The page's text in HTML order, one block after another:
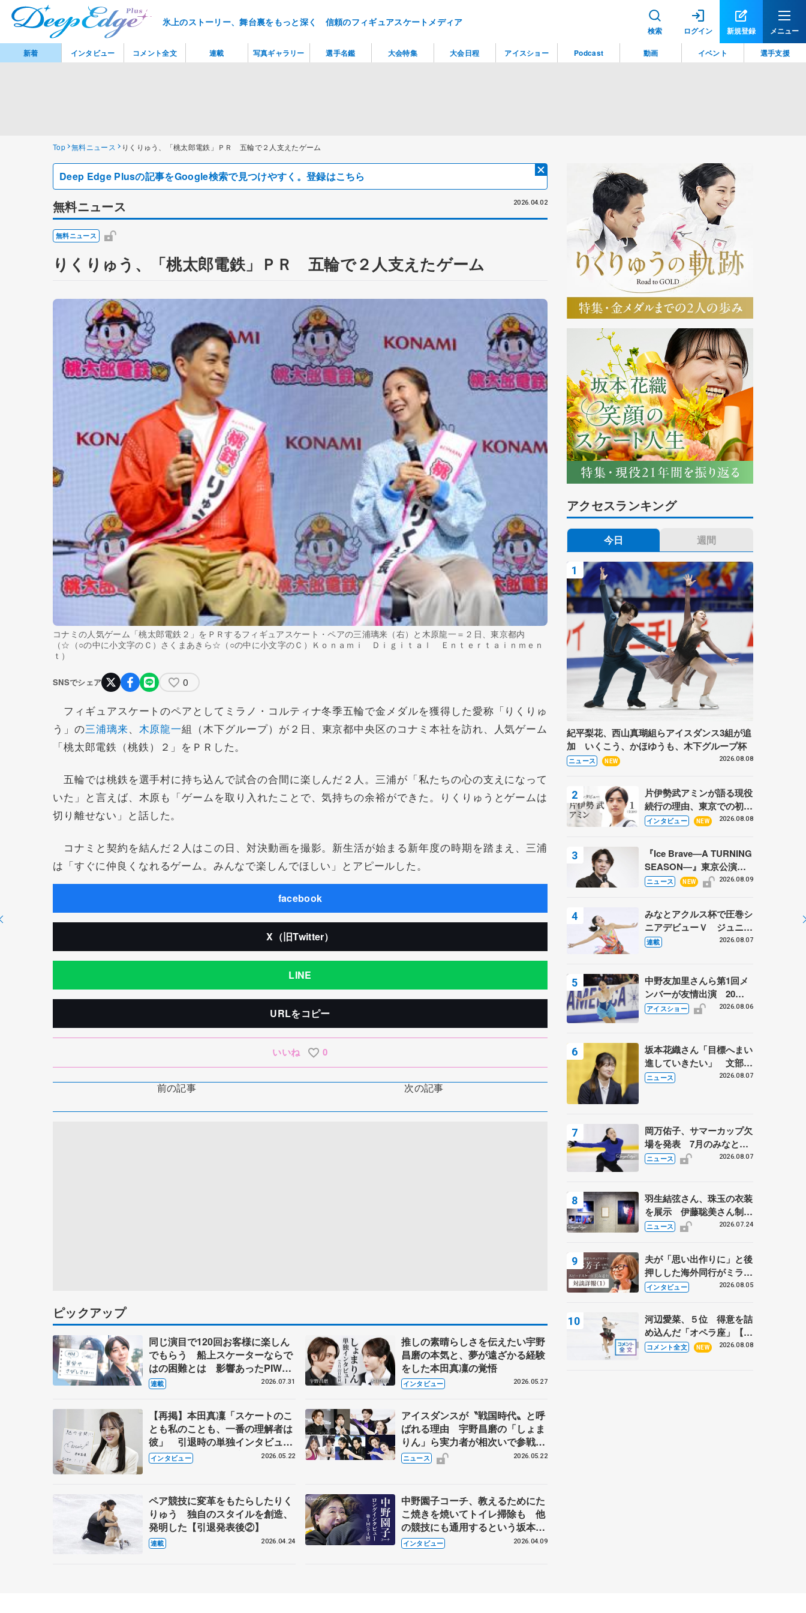
氷上のストーリー、舞台裏をもっと深く 信頼のフィギュアスケートメディア
検索 ログイン 新規登録 メニュー
Top 無料ニュース りくりゅう、「桃太郎電鉄」ＰＲ 五輪で２人支えたゲーム
Deep Edge Plusの記事をGoogle検索で見つけやすく。登録はこちら
無料ニュース 2026.04.02
無料ニュース
りくりゅう、「桃太郎電鉄」ＰＲ 五輪で２人支えたゲーム
コナミの人気ゲーム「桃太郎電鉄２」をＰＲするフィギュアスケート・ペアの三浦璃来（右）と木原龍一＝２日、東京都内
（☆（○の中に小文字のＣ）さくまあきら☆（○の中に小文字のＣ）Ｋｏｎａｍｉ Ｄｉｇｉｔａｌ Ｅｎｔｅｒｔａｉｎｍｅｎ
ｔ）
SNSでシェア 0
フィギュアスケートのペアとしてミラノ・コルティナ冬季五輪で金メダルを獲得した愛称「りくりゅ
う」の三浦璃来、 木原龍一組（木下グループ）が２日、東京都中央区のコナミ本社を訪れ、人気ゲーム
「桃太郎電鉄（桃鉄）２」をＰＲした。
五輪では桃鉄を選手村に持ち込んで試合の合間に楽しんだ２人。三浦が「私たちの心の支えになって
いた」と言えば、木原も「ゲームを取り入れたことで、気持ちの余裕ができた。りくりゅうとゲームは
切り離せない」と話した。
コナミと契約を結んだ２人はこの日、対決動画を撮影。新生活が始まる新年度の時期を踏まえ、三浦
は「すぐに仲良くなれるゲーム。みんなで楽しんでほしい」とアピールした。
facebook
X（旧Twitter）
LINE
URLをコピー
いいね 0
前の記事 次の記事
ピックアップ
同じ演目で120回お客様に楽しん
でもらう 船上スケーターならで
はの困難とは 影響あったPIW前
キャプテン松永さんの存在
連載 2026.07.31
推しの素晴らしさを伝えたい宇野
昌磨の本気と、夢が遠ざかる経験
をした本田真凜の覚悟
インタビュー 2026.05.27
【再掲】本田真凜「スケートのこ
とも私のことも、一番の理解者は
彼」 引退時の単独インタビュー
で語った競技人生や家族、恋人、
これからの夢…
インタビュー 2026.05.22
アイスダンスが〝戦国時代〟と呼
ばれる理由 宇野昌磨の「しょま
りん」ら実力者が相次いで参戦
国内の競争激化
ニュース 2026.05.22
ペア競技に変革をもたらしたりく
りゅう 独自のスタイルを創造、
発明した【引退発表後②】
連載 2026.04.24
中野園子コーチ、教えるためにた
こ焼きを焼いてトイレ掃除も 他
の競技にも通用するという坂本花
織の筋肉
インタビュー 2026.04.09
アクセスランキング
今日 週間
紀平梨花、西山真瑚組らアイスダンス3組が追
加 いくこう、かほゆうも、木下グループ杯
ニュース NEW 2026.08.08
片伊勢武アミンが語る現役
続行の理由、東京での初め
ての一人暮らし 注目スケ
インタビュー NEW 2026.08.08
『Ice Brave―A TURNING
SEASON―』東京公演が
開幕、宇野昌磨の『Ice
ニュース NEW 2026.08.09
みなとアクルス杯で圧巻シ
ニアデビューＶ ジュニア
で４シーズン無敗の島田麻
連載 2026.08.07
中野友加里さんら第1回メ
ンバーが友情出演 20周
年の「フレンズオンアイ
アイスショー 2026.08.06
坂本花織さん「目標へまい
進していきたい」 文部科
学省スポーツ表彰式で代表
ニュース 2026.08.07
岡万佑子、サマーカップ欠
場を発表 7月のみなとア
クルス杯は腰痛の影響で
ニュース 2026.08.07
羽生結弦さん、珠玉の衣装
を展示 伊藤聡美さん制作
の一点もの、矢口亨さんが
ニュース 2026.07.24
夫が「思い出作りに」と後
押しした海外同行がミラノ
まで… 繁華街のリンクで
に 小林芳子さんが振り返
るスケート人生
インタビュー 2026.08.05
河辺愛菜、５位 得意を詰
め込んだ「オペラ座」【み
なとアクルス杯フリー】
コメント全文 NEW 2026.08.08
新着 インタビュー コメント全文 連載 写真ギャラリー 選手名鑑 大会特集 大会日程 アイスショー Podcast 動画 イベント 選手支援